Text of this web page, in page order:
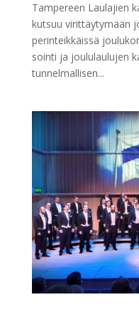
Tampereen Laulajien
kutsuu virittäytymään
perinteikkäissä
sointi ja joululaulujen
tunnelmallisen...